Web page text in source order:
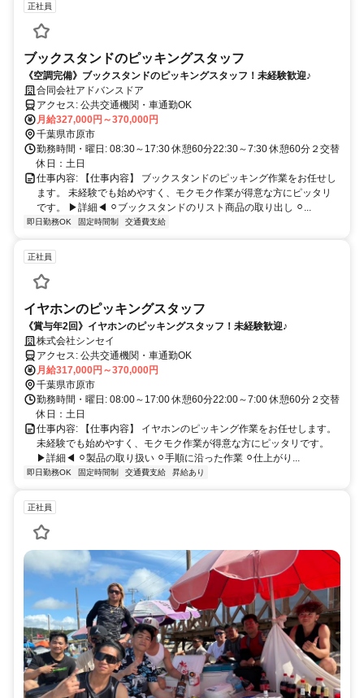
正社員
ブックスタンドのピッキングスタッフ
《空調完備》ブックスタンドのピッキングスタッフ！未経験歓迎♪
合同会社アドバンスドア
アクセス: 公共交通機関・車通勤OK
月給327,000円～370,000円
千葉県市原市
勤務時間・曜日: 08:30～17:30 休憩60分22:30～7:30 休憩60分２交替
休日：土日
仕事内容: 【仕事内容】 ブックスタンドのピッキング作業をお任せし
ます。 未経験でも始めやすく、モクモク作業が得意な方にピッタリ
です。 ▶詳細◀︎ ⚪︎ブックスタンドのリスト商品の取り出し ⚪︎...
即日勤務OK 固定時間制 交通費支給
正社員
イヤホンのピッキングスタッフ
《賞与年2回》イヤホンのピッキングスタッフ！未経験歓迎♪
株式会社シンセイ
アクセス: 公共交通機関・車通勤OK
月給317,000円～370,000円
千葉県市原市
勤務時間・曜日: 08:00～17:00 休憩60分22:00～7:00 休憩60分２交替
休日：土日
仕事内容: 【仕事内容】 イヤホンのピッキング作業をお任せします。
未経験でも始めやすく、モクモク作業が得意な方にピッタリです。
▶詳細◀︎ ⚪︎製品の取り扱い ⚪︎手順に沿った作業 ⚪︎仕上がり...
即日勤務OK 固定時間制 交通費支給 昇給あり
正社員